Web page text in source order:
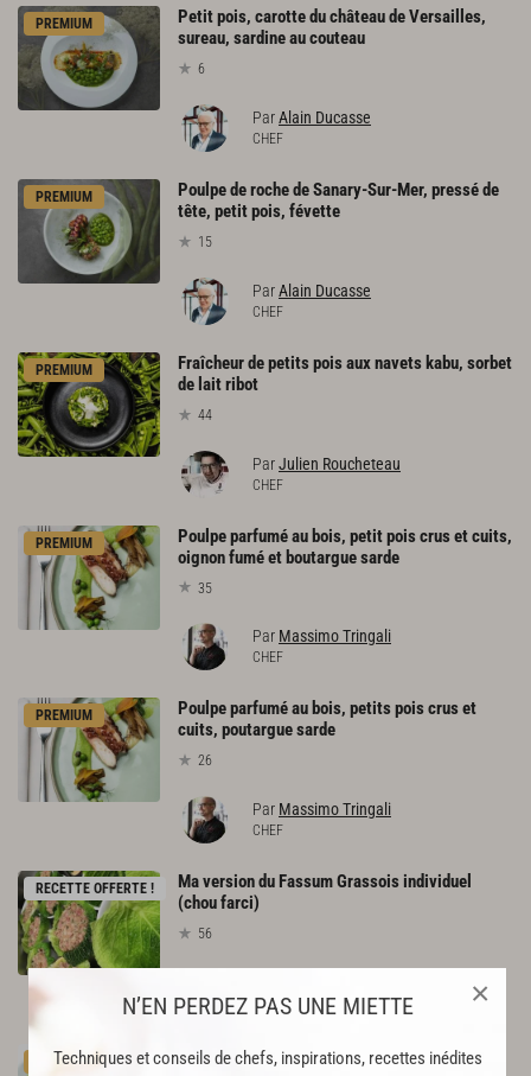
N’EN PERDEZ PAS UNE MIETTE
Techniques et conseils de chefs, inspirations, recettes inédites
×
PREMIUM
Petit pois, carotte du château de Versailles,
sureau, sardine au couteau
6
ParAlain Ducasse
CHEF
PREMIUM
Poulpe de roche de Sanary-Sur-Mer, pressé de
tête, petit pois, févette
15
ParAlain Ducasse
CHEF
PREMIUM
Fraîcheur de petits pois aux navets kabu, sorbet
de lait ribot
44
ParJulien Roucheteau
CHEF
PREMIUM
Poulpe parfumé au bois, petit pois crus et cuits,
oignon fumé et boutargue sarde
35
Par Massimo Tringali
CHEF
PREMIUM
Poulpe parfumé au bois, petits pois crus et
cuits, poutargue sarde
26
Par Massimo Tringali
CHEF
RECETTE OFFERTE !
Ma version du Fassum Grassois individuel
(chou farci)
56
PREMIUM Velouté defèvesetfoiegrasdecanard